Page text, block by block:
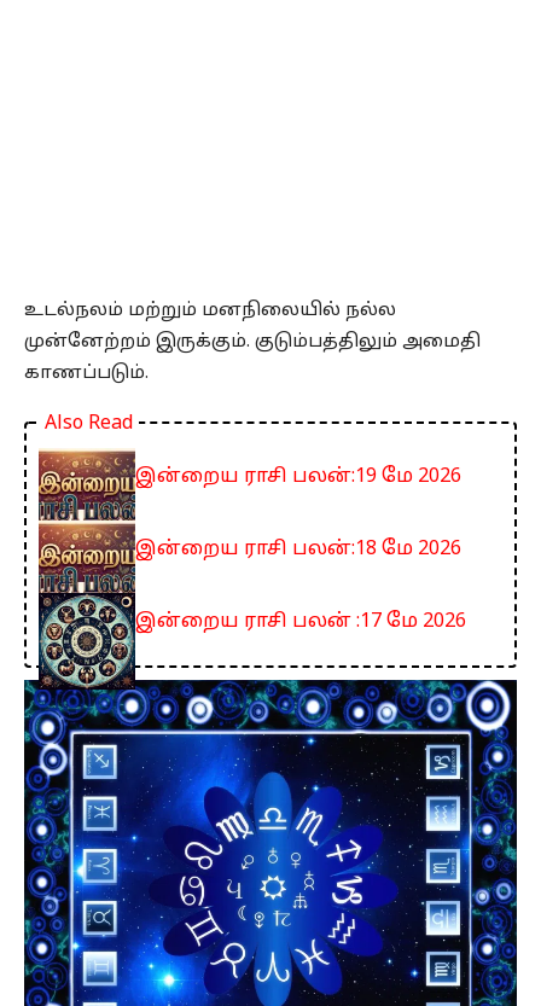
உடல்நலம் மற்றும் மனநிலையில் நல்ல
முன்னேற்றம் இருக்கும். குடும்பத்திலும் அமைதி
காணப்படும்.
Also Read
இன்றைய ராசி பலன்:19 மே 2026
இன்றைய ராசி பலன்:18 மே 2026
இன்றைய ராசி பலன் :17 மே 2026